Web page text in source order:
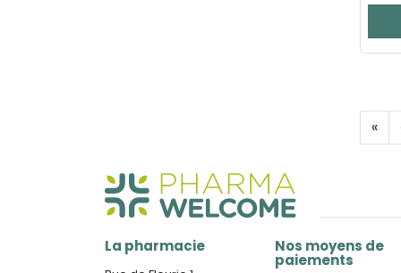
«
La pharmacie Nos moyens de
paiements